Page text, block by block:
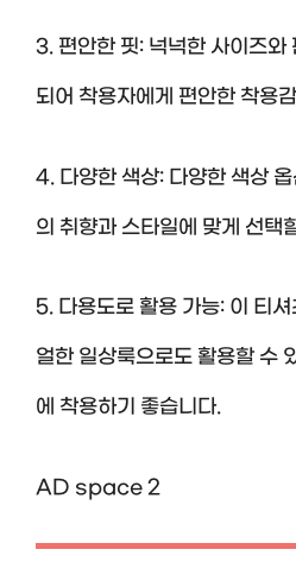
3. 편안한 핏: 넉넉한 사이즈와
되어 착용자에게 편안한 착용
4. 다양한 색상: 다양한 색상
의 취향과 스타일에 맞게 선택
5. 다용도로 활용 가능: 이 티
얼한 일상룩으로도 활용할 수
에 착용하기 좋습니다.
AD space 2